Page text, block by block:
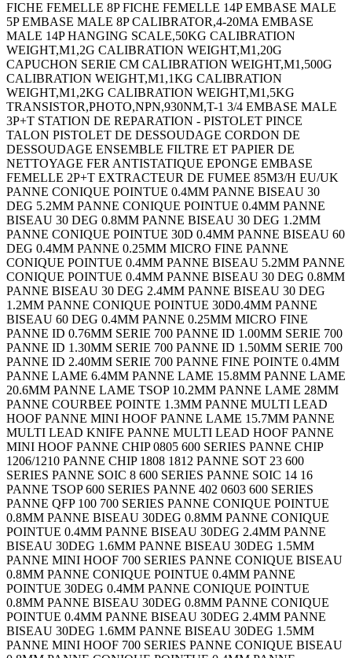
FICHE FEMELLE 8P FICHE FEMELLE 14P EMBASE MALE
5P EMBASE MALE 8P CALIBRATOR,4-20MA EMBASE
MALE 14P HANGING SCALE,50KG CALIBRATION
WEIGHT,M1,2G CALIBRATION WEIGHT,M1,20G
CAPUCHON SERIE CM CALIBRATION WEIGHT,M1,500G
CALIBRATION WEIGHT,M1,1KG CALIBRATION
WEIGHT,M1,2KG CALIBRATION WEIGHT,M1,5KG
TRANSISTOR,PHOTO,NPN,930NM,T-1 3/4 EMBASE MALE
3P+T STATION DE REPARATION - PISTOLET PINCE
TALON PISTOLET DE DESSOUDAGE CORDON DE
DESSOUDAGE ENSEMBLE FILTRE ET PAPIER DE
NETTOYAGE FER ANTISTATIQUE EPONGE EMBASE
FEMELLE 2P+T EXTRACTEUR DE FUMEE 85M3/H EU/UK
PANNE CONIQUE POINTUE 0.4MM PANNE BISEAU 30
DEG 5.2MM PANNE CONIQUE POINTUE 0.4MM PANNE
BISEAU 30 DEG 0.8MM PANNE BISEAU 30 DEG 1.2MM
PANNE CONIQUE POINTUE 30D 0.4MM PANNE BISEAU 60
DEG 0.4MM PANNE 0.25MM MICRO FINE PANNE
CONIQUE POINTUE 0.4MM PANNE BISEAU 5.2MM PANNE
CONIQUE POINTUE 0.4MM PANNE BISEAU 30 DEG 0.8MM
PANNE BISEAU 30 DEG 2.4MM PANNE BISEAU 30 DEG
1.2MM PANNE CONIQUE POINTUE 30D0.4MM PANNE
BISEAU 60 DEG 0.4MM PANNE 0.25MM MICRO FINE
PANNE ID 0.76MM SERIE 700 PANNE ID 1.00MM SERIE 700
PANNE ID 1.30MM SERIE 700 PANNE ID 1.50MM SERIE 700
PANNE ID 2.40MM SERIE 700 PANNE FINE POINTE 0.4MM
PANNE LAME 6.4MM PANNE LAME 15.8MM PANNE LAME
20.6MM PANNE LAME TSOP 10.2MM PANNE LAME 28MM
PANNE COURBEE POINTE 1.3MM PANNE MULTI LEAD
HOOF PANNE MINI HOOF PANNE LAME 15.7MM PANNE
MULTI LEAD KNIFE PANNE MULTI LEAD HOOF PANNE
MINI HOOF PANNE CHIP 0805 600 SERIES PANNE CHIP
1206/1210 PANNE CHIP 1808 1812 PANNE SOT 23 600
SERIES PANNE SOIC 8 600 SERIES PANNE SOIC 14 16
PANNE TSOP 600 SERIES PANNE 402 0603 600 SERIES
PANNE QFP 100 700 SERIES PANNE CONIQUE POINTUE
0.8MM PANNE BISEAU 30DEG 0.8MM PANNE CONIQUE
POINTUE 0.4MM PANNE BISEAU 30DEG 2.4MM PANNE
BISEAU 30DEG 1.6MM PANNE BISEAU 30DEG 1.5MM
PANNE MINI HOOF 700 SERIES PANNE CONIQUE BISEAU
0.8MM PANNE CONIQUE POINTUE 0.4MM PANNE
POINTUE 30DEG 0.4MM PANNE CONIQUE POINTUE
0.8MM PANNE BISEAU 30DEG 0.8MM PANNE CONIQUE
POINTUE 0.4MM PANNE BISEAU 30DEG 2.4MM PANNE
BISEAU 30DEG 1.6MM PANNE BISEAU 30DEG 1.5MM
PANNE MINI HOOF 700 SERIES PANNE CONIQUE BISEAU